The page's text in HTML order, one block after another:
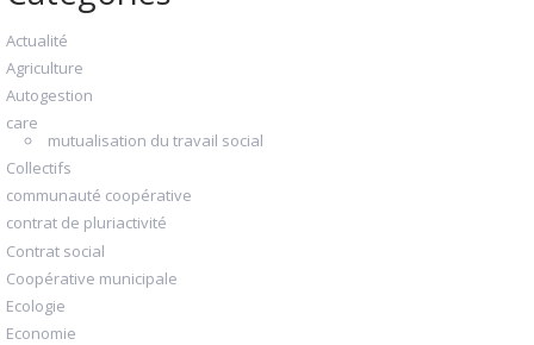
Actualité
Agriculture
Autogestion
care
mutualisation du travail social
Collectifs
communauté coopérative
contrat de pluriactivité
Contrat social
Coopérative municipale
Ecologie
Economie